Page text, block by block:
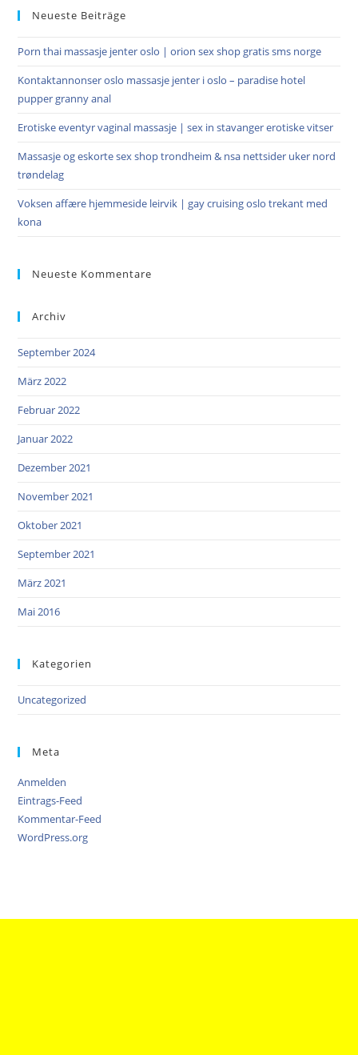
Neueste Beiträge
Porn thai massasje jenter oslo | orion sex shop gratis sms norge
Kontaktannonser oslo massasje jenter i oslo – paradise hotel
pupper granny anal
Erotiske eventyr vaginal massasje | sex in stavanger erotiske vitser
Massasje og eskorte sex shop trondheim & nsa nettsider uker nord
trøndelag
Voksen affære hjemmeside leirvik | gay cruising oslo trekant med
kona
Neueste Kommentare
Archiv
September 2024
März 2022
Februar 2022
Januar 2022
Dezember 2021
November 2021
Oktober 2021
September 2021
März 2021
Mai 2016
Kategorien
Uncategorized
Meta
Anmelden
Eintrags-Feed
Kommentar-Feed
WordPress.org